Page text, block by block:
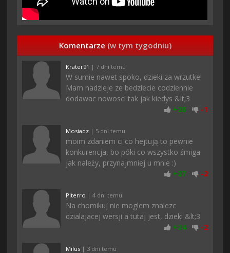
Komentarze (w tym tygodniu)
Krater91 | 7 dni temu
W sumie nawet spoko, dzieki za wrzutke!
Mam nadzieje ze bedziecie codziennie
dodawac nowosci tak jak kiedys &lt;3
+28 -1
Mosiadz | 5 dni temu
moim zdaniem ci co hejtują to pewnie
konkurencja, bo póki co wszystko śmiga
jak należy, przynajmniej u mnie :)
+27 -2
Piterro | 4 dni temu
Na chomikuj nie moglem znalezc
dzialajacej wersji a tutaj jest, dzieki &lt;3
+24 -2
Milus | 3 dni temu